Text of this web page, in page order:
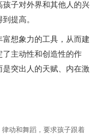
子对外界和其他人的兴
提高。
想象力的工具，从而建
主动性和创造性的作
突出人的天赋、内在激
动和舞蹈，要求孩子跟着